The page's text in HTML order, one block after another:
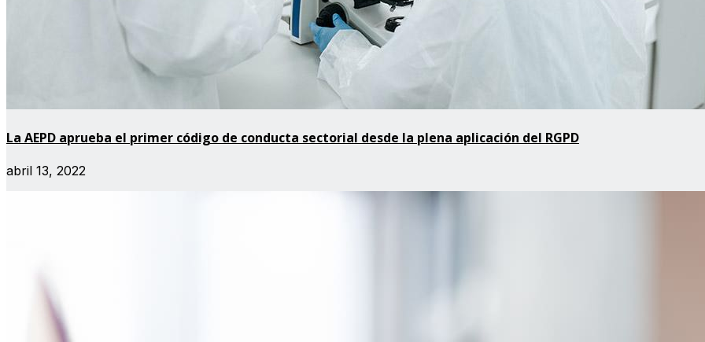
La AEPD aprueba el primer código de conducta sectorial desde la plena aplicación del RGPD
abril 13, 2022